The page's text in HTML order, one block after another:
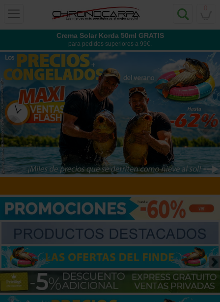
Crema Solar Korda 50ml GRATIS
para pedidos superiores a 99€.